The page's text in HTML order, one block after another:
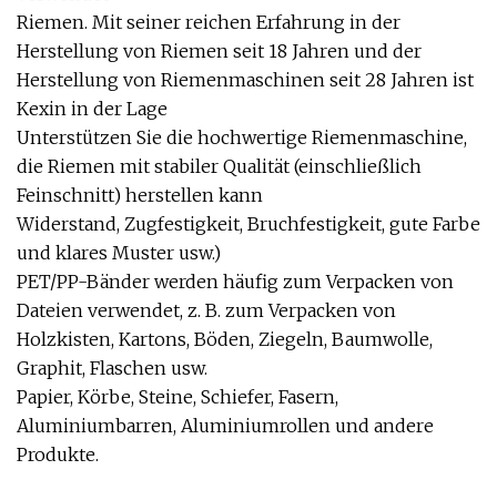
Riemen. Mit seiner reichen Erfahrung in der
Herstellung von Riemen seit 18 Jahren und der
Herstellung von Riemenmaschinen seit 28 Jahren ist
Kexin in der Lage
Unterstützen Sie die hochwertige Riemenmaschine,
die Riemen mit stabiler Qualität (einschließlich
Feinschnitt) herstellen kann
Widerstand, Zugfestigkeit, Bruchfestigkeit, gute Farbe
und klares Muster usw.)
PET/PP-Bänder werden häufig zum Verpacken von
Dateien verwendet, z. B. zum Verpacken von
Holzkisten, Kartons, Böden, Ziegeln, Baumwolle,
Graphit, Flaschen usw.
Papier, Körbe, Steine, Schiefer, Fasern,
Aluminiumbarren, Aluminiumrollen und andere
Produkte.